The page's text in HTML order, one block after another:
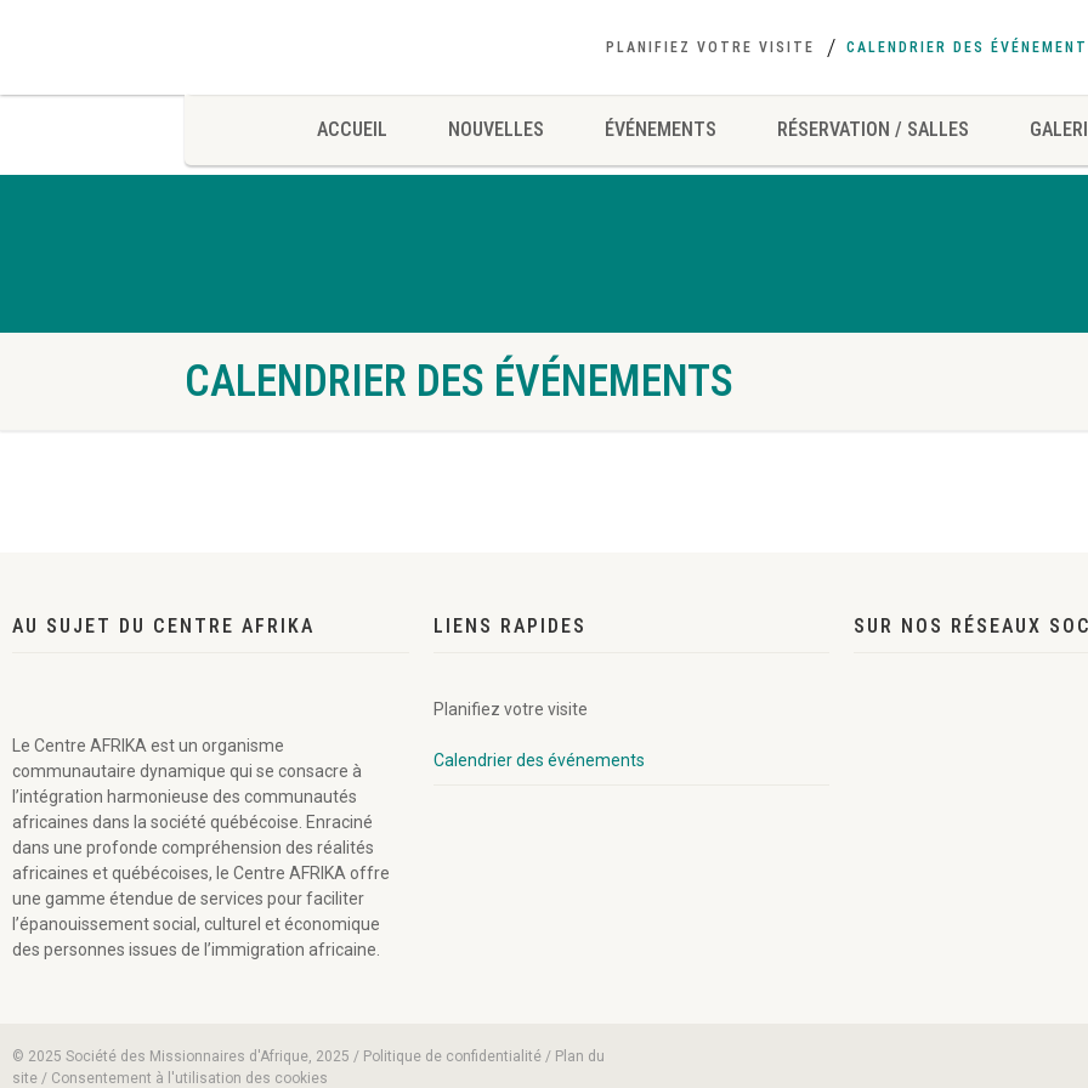
PLANIFIEZ VOTRE VISITE CALENDRIER DES
ACCUEIL NOUVELLES ÉVÉNEMENTS RÉSERVATION / SALLES
Nouvelles Événements Réservation / salles Galerie Contactez-nous
CALENDRIER DES ÉVÉNEMENTS
AU SUJET DU CENTRE AFRIKA
Le Centre AFRIKA est un organisme
communautaire dynamique qui se consacre à
l’intégration harmonieuse des communautés
africaines dans la société québécoise. Enraciné
dans une profonde compréhension des réalités
africaines et québécoises, le Centre AFRIKA offre
une gamme étendue de services pour faciliter
l’épanouissement social, culturel et économique
des personnes issues de l’immigration africaine.
LIENS RAPIDES
Planifiez votre visite
Calendrier des événements
SUR NOS RÉSEAUX
© 2025 Société des Missionnaires d'Afrique, 2025 / Politique de confidentialité / Plan du
site / Consentement à l'utilisation des cookies